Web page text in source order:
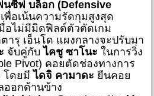
นซีฟ บล็อก (Defensive
เพื่อเน้นความรัดกุมสูงสุด
อไม่มีมิดฟิลด์ตัวตัดเกม
ารุ เอ็นโด แผงกลางจะปรับมา
จับคู่กับ ไคชู ซาโนะ ในการวิ่ง
Pivot) คอยตัดช่องทางการ
โดยมี ไดจิ คามาดะ ยืนคอย
ออกด้านข้าง